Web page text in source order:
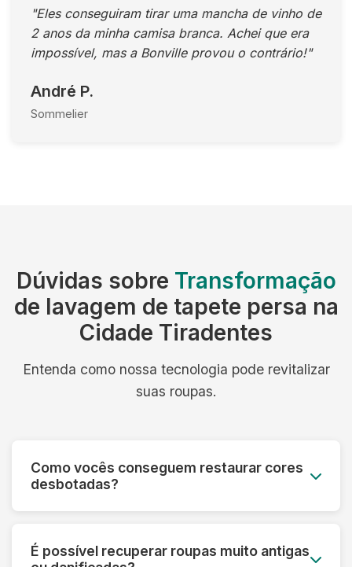
"Eles conseguiram tirar uma mancha de vinho de
2 anos da minha camisa branca. Achei que era
impossível, mas a Bonville provou o contrário!"
André P.
Sommelier
Dúvidas sobre Transformação
de lavagem de tapete persa na
Cidade Tiradentes
Entenda como nossa tecnologia pode revitalizar
suas roupas.
Como vocês conseguem restaurar cores
desbotadas?
pigmentos das fibras e aplicamos tratamentos
que devolvem a vivacidade original das cores,
É possível recuperar roupas muito antigas